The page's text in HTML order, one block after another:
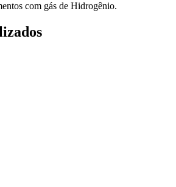
com gás de Hidrogênio.